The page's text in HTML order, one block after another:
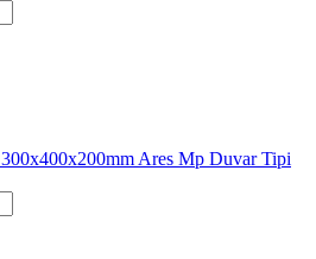
Ares Mp Duvar Tipi